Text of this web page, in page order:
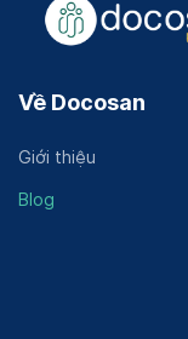
Về Docosan
Giới thiệu
Blog